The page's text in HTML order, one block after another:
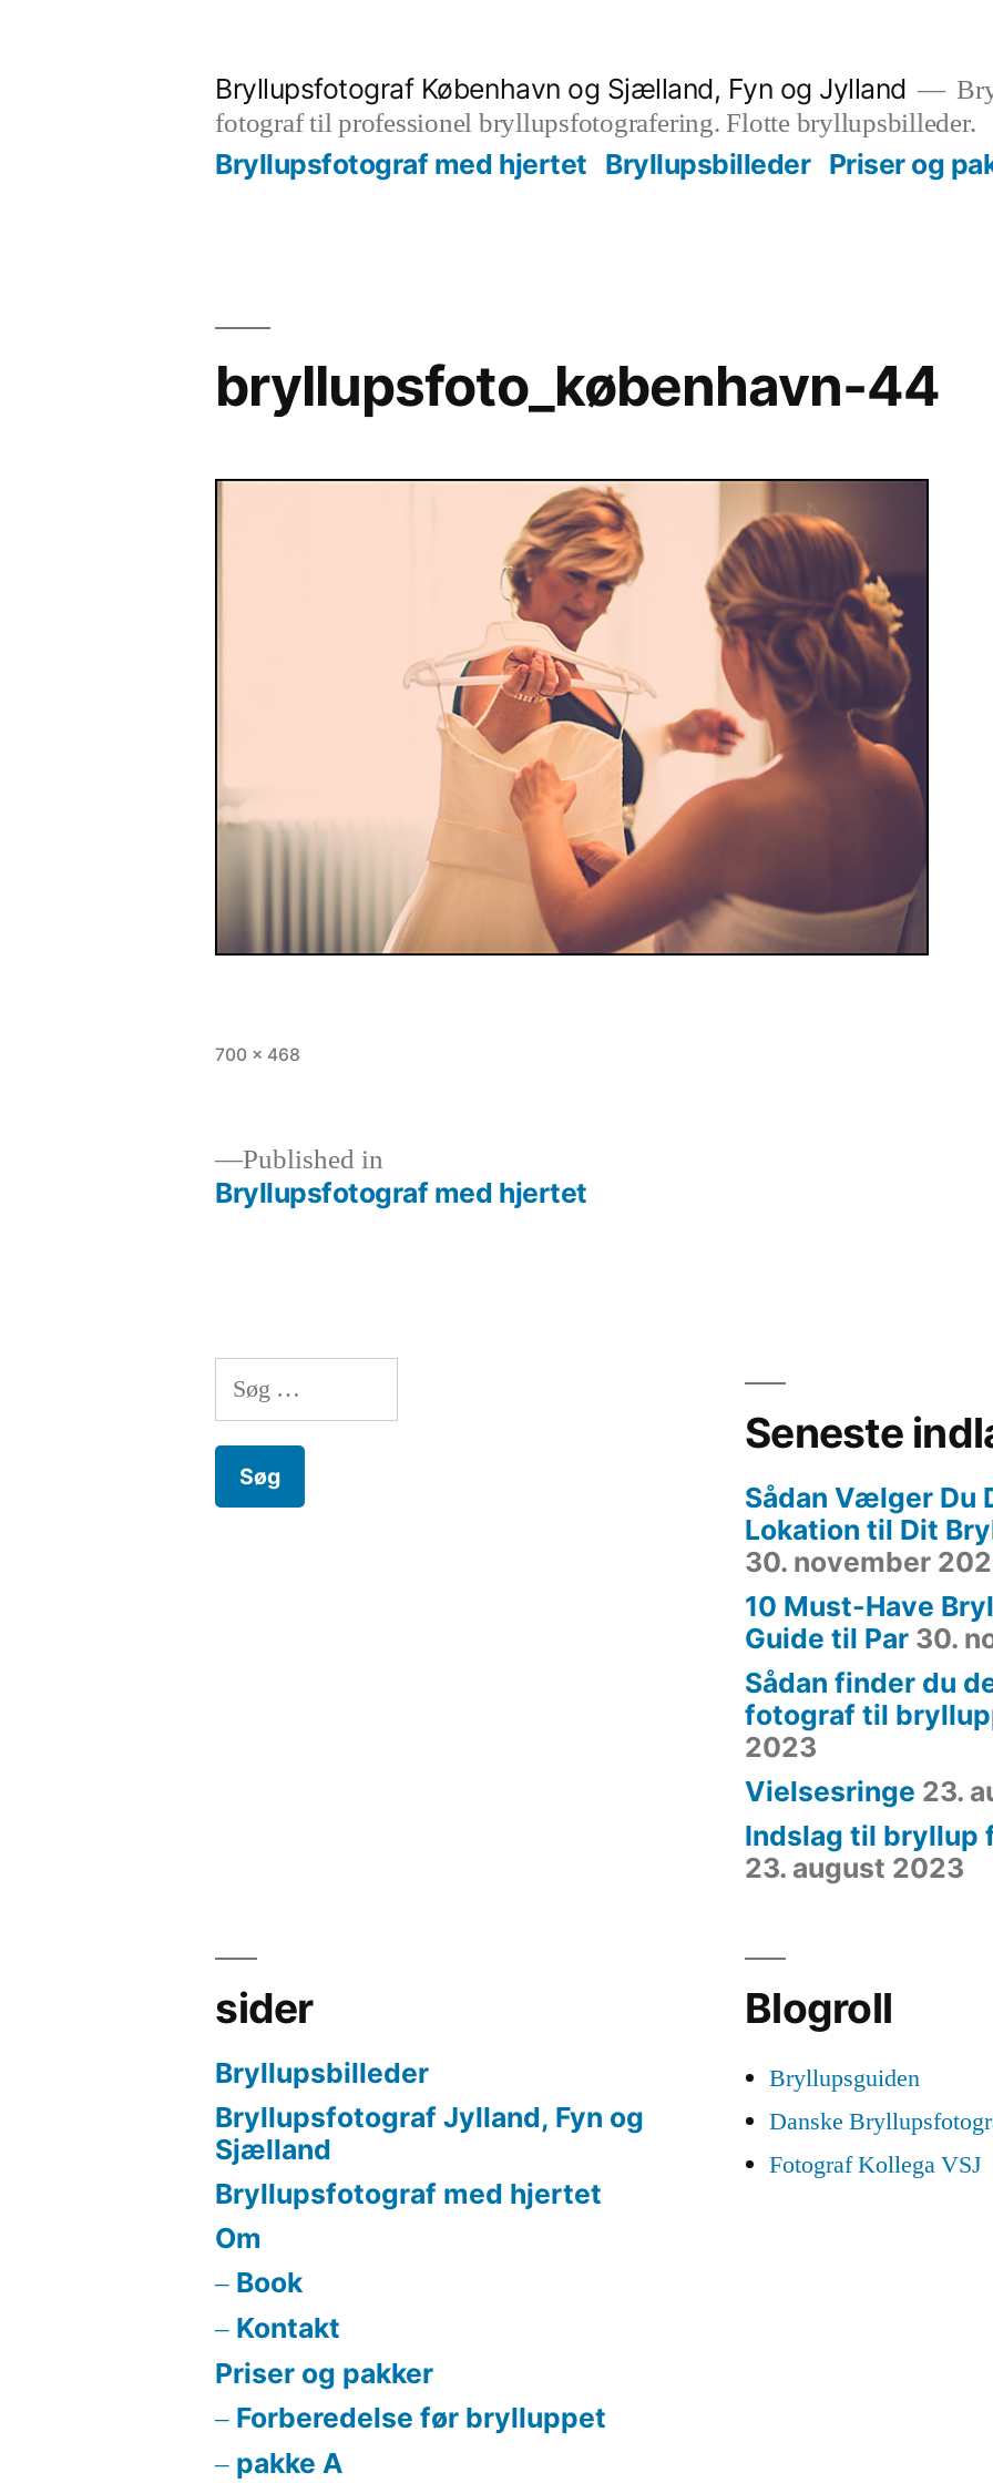
Bryllupsfotograf København og Sjælland, Fyn og Jylland
fotograf til professionel bryllupsfotografering. Flotte bryllupsbilleder.
Bryllupsfotograf med hjertet Bryllupsbilleder Priser og
bryllupsfoto_københavn-44
Full
700 × 468
Indlægsnavigation
Published in
Bryllupsfotograf med hjertet
Søg
efter:
Seneste
Sådan Vælger Du
Lokation til Dit
30. november
10 Must-Have
Guide til Par 30.
Sådan finder du
fotograf til
2023
Vielsesringe 23.
Indslag til bryllup
23. august 2023
sider
Bryllupsbilleder
Bryllupsfotograf Jylland, Fyn og
Sjælland
Bryllupsfotograf med hjertet
Om
Book
Kontakt
Priser og pakker
Forberedelse før brylluppet
pakke A
Blogroll
Bryllupsguiden
Danske
Fotograf Kollega VSJ